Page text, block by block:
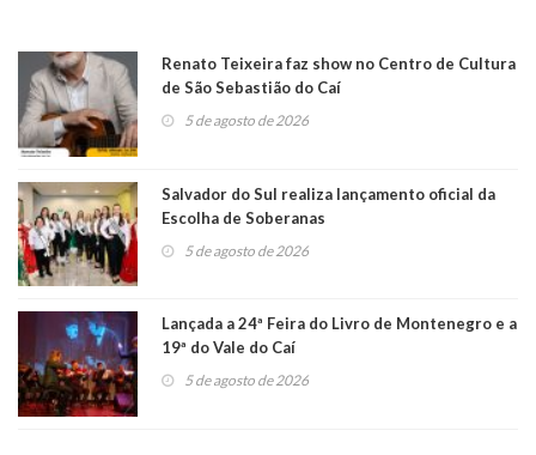
Renato Teixeira faz show no Centro de Cultura
de São Sebastião do Caí
5 de agosto de 2026
Salvador do Sul realiza lançamento oficial da
Escolha de Soberanas
5 de agosto de 2026
Lançada a 24ª Feira do Livro de Montenegro e a
19ª do Vale do Caí
5 de agosto de 2026